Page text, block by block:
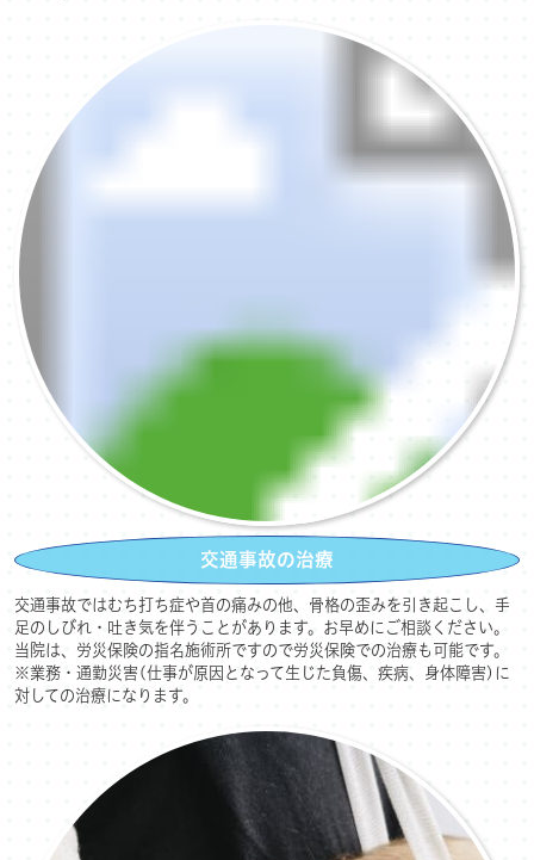
交通事故の治療
交通事故ではむち打ち症や首の痛みの他、骨格の歪みを引き起こし、手
足のしびれ・吐き気を伴うことがあります。お早めにご相談ください。
当院は、労災保険の指名施術所ですので労災保険での治療も可能です。
※業務・通勤災害(仕事が原因となって生じた負傷、疾病、身体障害)に
対しての治療になります。